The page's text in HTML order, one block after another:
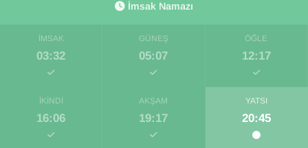
İmsak Namazı
İMSAK
03:32
GÜNEŞ
05:07
ÖĞLE
12:17
İKINDI
16:06
AKŞAM
19:17
YATSI
20:45